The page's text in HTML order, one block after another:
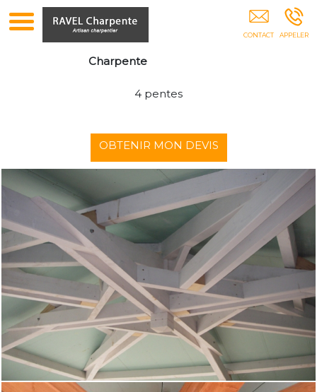
Charpente Toiture Charpentier Pergolas Abris
Voiture Isolation Combles Gémenos
Charpente
4 pentes
OBTENIR MON DEVIS